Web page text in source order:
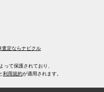
査定ならナビクル
って保護されており、
利用規約が適用されます。